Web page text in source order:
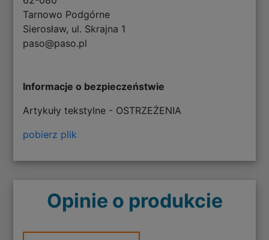
Tarnowo Podgórne
Sierosław, ul. Skrajna 1
paso@paso.pl
Informacje o bezpieczeństwie
Artykuły tekstylne - OSTRZEŻENIA
pobierz plik
Opinie o produkcie